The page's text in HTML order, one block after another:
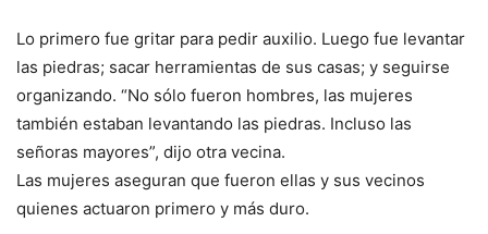
Lo primero fue gritar para pedir auxilio. Luego fue levantar
las piedras; sacar herramientas de sus casas; y seguirse
organizando. “No sólo fueron hombres, las mujeres
también estaban levantando las piedras. Incluso las
señoras mayores”, dijo otra vecina.
Las mujeres aseguran que fueron ellas y sus vecinos
quienes actuaron primero y más duro.